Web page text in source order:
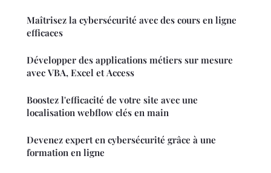
Maîtrisez la cybersécurité avec des cours en ligne
efficaces
Développer des applications métiers sur mesure
avec VBA, Excel et Access
Boostez l'efficacité de votre site avec une
localisation webflow clés en main
Devenez expert en cybersécurité grâce à une
formation en ligne